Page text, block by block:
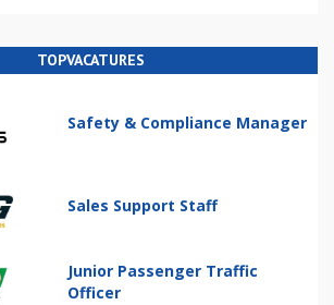
TOPVACATURES
Safety & Compliance Manager
Sales Support Staff
Junior Passenger Traffic
Officer